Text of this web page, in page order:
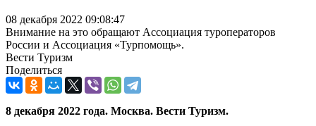
08 декабря 2022 09:08:47
Внимание на это обращают Ассоциация туроператоров
России и Ассоциация «Турпомощь».
Вести Туризм
Поделиться
8 декабря 2022 года. Москва. Вести Туризм.